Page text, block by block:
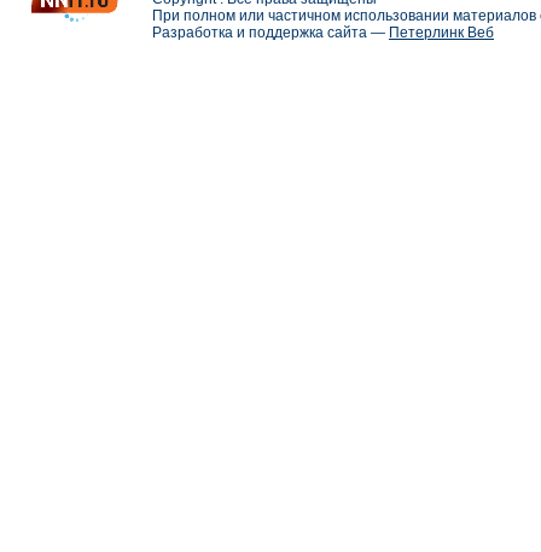
При полном или частичном использовании
Разработка и поддержка сайта — Петерлинк Веб